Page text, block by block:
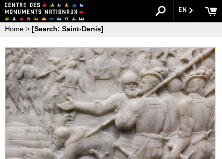
EN
Home > [Search: Saint-Denis]